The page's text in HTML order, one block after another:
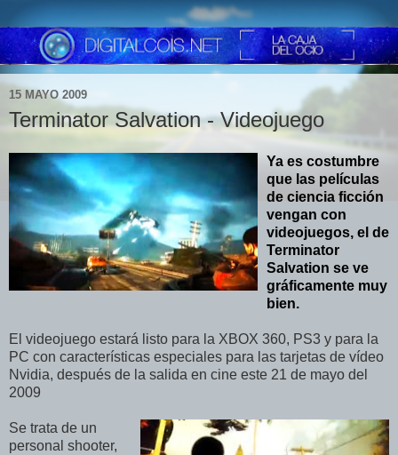
15 MAYO 2009
Terminator Salvation - Videojuego
Ya es costumbre
que las películas
de ciencia ficción
vengan con
videojuegos, el de
Terminator
Salvation se ve
gráficamente muy
bien.
El videojuego estará listo para la XBOX 360, PS3 y para la
PC con características especiales para las tarjetas de vídeo
Nvidia, después de la salida en cine este 21 de mayo del
2009
Se trata de un
personal shooter,